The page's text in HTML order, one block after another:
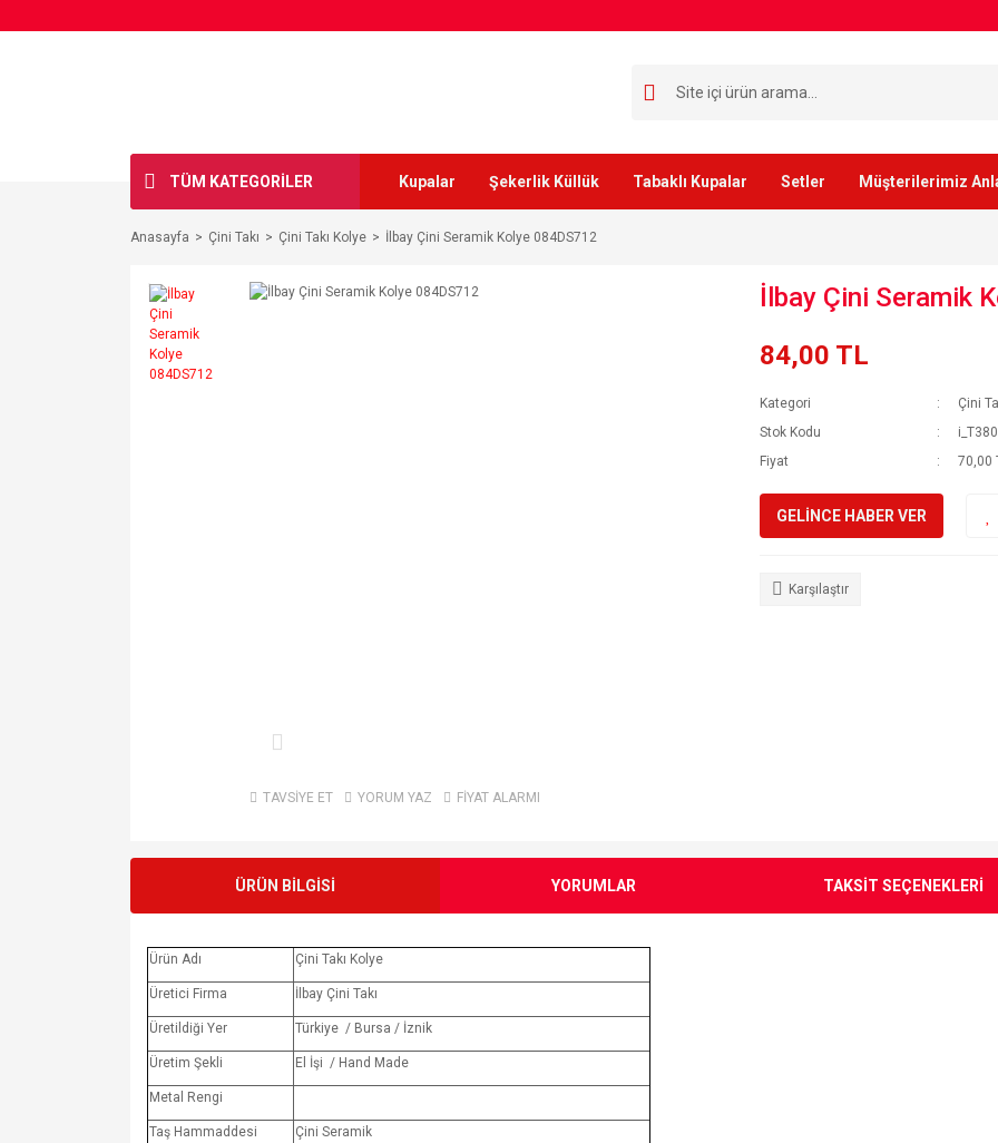
TÜM KATEGORİLER Kupalar Şekerlik Küllük Tabaklı Kupalar Setler Müşterilerimiz
Anasayfa Çini Takı Çini Takı Kolye İlbay Çini Seramik Kolye 084DS712
TAVSİYE ET YORUM YAZ FİYAT ALARMI
İlbay Çini Seramik
84,00 TL
Kategori
Çini
Stok Kodu
Fiyat
70,00
GELİNCE HABER VER
Karşılaştır
ÜRÜN BİLGİSİ YORUMLAR TAKSİT SEÇENEKLERİ
Ürün Adı Çini Takı Kolye
Üretici Firma İlbay Çini Takı
Üretildiği Yer Türkiye / Bursa / İznik
Üretim Şekli El İşi / Hand Made
Metal Rengi
Taş Hammaddesi Çini Seramik